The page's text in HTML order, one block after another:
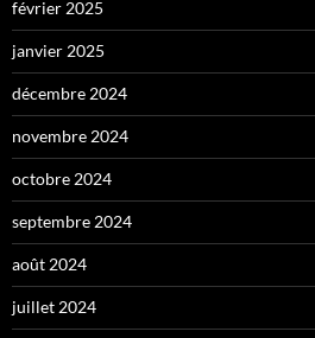
février 2025
janvier 2025
décembre 2024
novembre 2024
octobre 2024
septembre 2024
août 2024
juillet 2024